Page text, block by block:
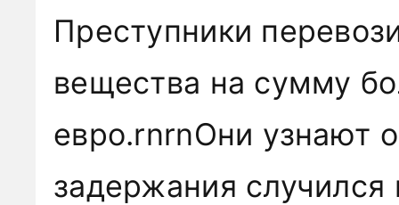
Преступники
вещества на сумму
евро.rnrnОни узнают
задержания случился